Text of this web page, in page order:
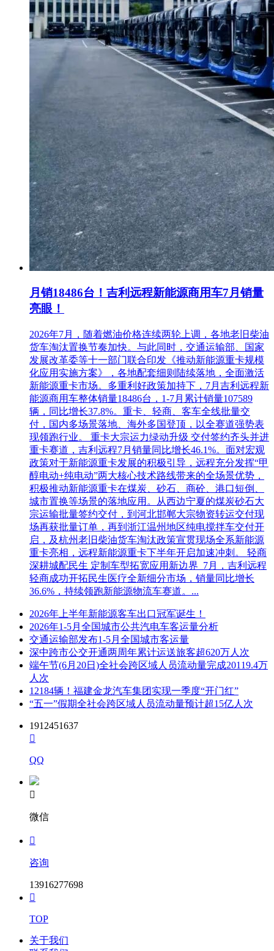
月销18486台！吉利远程新能源商用车7月销量
亮眼！
2026年7月，随着燃油价格连续两轮上调，各地老旧柴油
货车淘汰置换节奏加快。与此同时，交通运输部、国家
发展改革委等十一部门联合印发《推动新能源重卡规模
化应用实施方案》，各地配套细则陆续落地，全面激活
新能源重卡市场。多重利好政策加持下，7月吉利远程新
能源商用车整体销量18486台，1-7月累计销量107589
辆，同比增长37.8%。重卡、轻商、客车全线批量交
付，国内多场景落地、海外多国登顶，以全赛道强势表
现领跑行业。 重卡大宗运力绿动升级 交付签约齐头并进
重卡赛道，吉利远程7月销量同比增长46.1%。面对宏观
政策对于新能源重卡发展的积极引导，远程充分发挥“甲
醇电动+纯电动”两大核心技术路线带来的全场景优势，
积极推动新能源重卡在煤炭、砂石、商砼、港口短倒、
城市置换等场景的落地应用。从西边宁夏的煤炭砂石大
宗运输批量签约交付，到河北邯郸大宗物资转运交付现
场再获批量订单，再到浙江温州地区纯电搅拌车交付开
启，及杭州老旧柴油货车淘汰政策宣贯现场全系新能源
重卡亮相，远程新能源重卡下半年开启加速冲刺。 轻商
深耕城配民生 定制车型拓宽应用新边界 7月，吉利远程
轻商成功开拓民生医疗全新细分市场，销量同比增长
36.6%，持续领跑新能源物流车赛道。...
2026年上半年新能源客车出口冠军诞生！
2026年1-5月全国城市公共汽电车客运量分析
交通运输部发布1-5月全国城市客运量
深中跨市公交开通两周年累计运送旅客超620万人次
端午节(6月20日)全社会跨区域人员流动量完成20119.4万
人次
12184辆！福建金龙汽车集团实现一季度“开门红”
“五一”假期全社会跨区域人员流动量预计超15亿人次
1912451637

QQ

微信

咨询
13916277698

TOP
关于我们